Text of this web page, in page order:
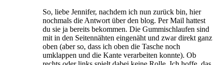
So, liebe Jennifer, nachdem ich nun zurück bin, hier
nochmals die Antwort über den blog. Per Mail hattest
du sie ja bereits bekommen. Die Gummischlaufen sind
mit in den Seitennähten eingenäht und zwar direkt ganz
oben (aber so, dass ich oben die Tasche noch
umklappen und die Kante verarbeiten konnte). Ob